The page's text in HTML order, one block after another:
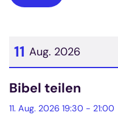
11 Aug. 2026
Datum: 11. August 2026
Bibel teilen
11. Aug. 2026 19:30 - 21:00